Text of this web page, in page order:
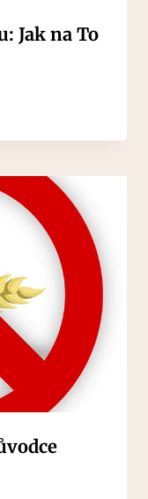
Jak na To